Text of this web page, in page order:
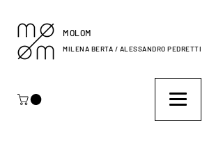
MOLOM
MILENA BERTA / ALESSANDRO PEDRETTI